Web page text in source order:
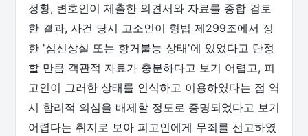
정황, 변호인이 제출한 의견서와 자료를 종합 검토
한 결과, 사건 당시 고소인이 형법 제299조에서 정
한 '심신상실 또는 항거불능 상태'에 있었다고 단정
할 만큼 객관적 자료가 충분하다고 보기 어렵고, 피
고인이 그러한 상태를 인식하고 이용하였다는 점 역
시 합리적 의심을 배제할 정도로 증명되었다고 보기
어렵다는 취지로 보아 피고인에게 무죄를 선고하였